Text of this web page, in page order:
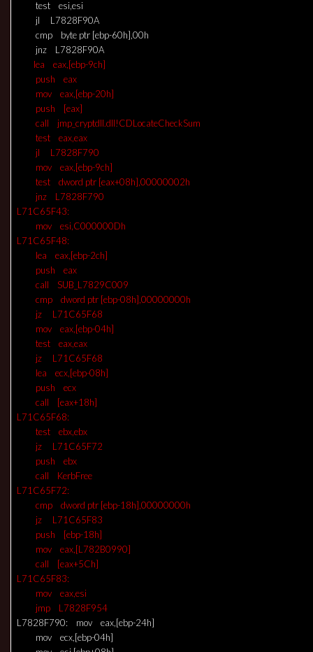
test esi,esi
jl L7828F90A
cmp byte ptr [ebp-60h],00h
jnz L7828F90A
lea eax,[ebp-9ch]
push eax
mov eax,[ebp-20h]
push [eax]
call jmp_cryptdll.dll!CDLocateCheckSum
test eax,eax
jl L7828F790
mov eax,[ebp-9ch]
test dword ptr [eax+08h],00000002h
jnz L7828F790
L71C65F43:
mov esi,C000000Dh
L71C65F48:
lea eax,[ebp-2ch]
push eax
call SUB_L7829C009
cmp dword ptr [ebp-08h],00000000h
jz L71C65F68
mov eax,[ebp-04h]
test eax,eax
jz L71C65F68
lea ecx,[ebp-08h]
push ecx
call [eax+18h]
L71C65F68:
test ebx,ebx
jz L71C65F72
push ebx
call KerbFree
L71C65F72:
cmp dword ptr [ebp-18h],00000000h
jz L71C65F83
push [ebp-18h]
mov eax,[L782B0990]
call [eax+5Ch]
L71C65F83:
mov eax,esi
jmp L7828F954
L7828F790: mov eax,[ebp-24h]
mov ecx,[ebp-04h]